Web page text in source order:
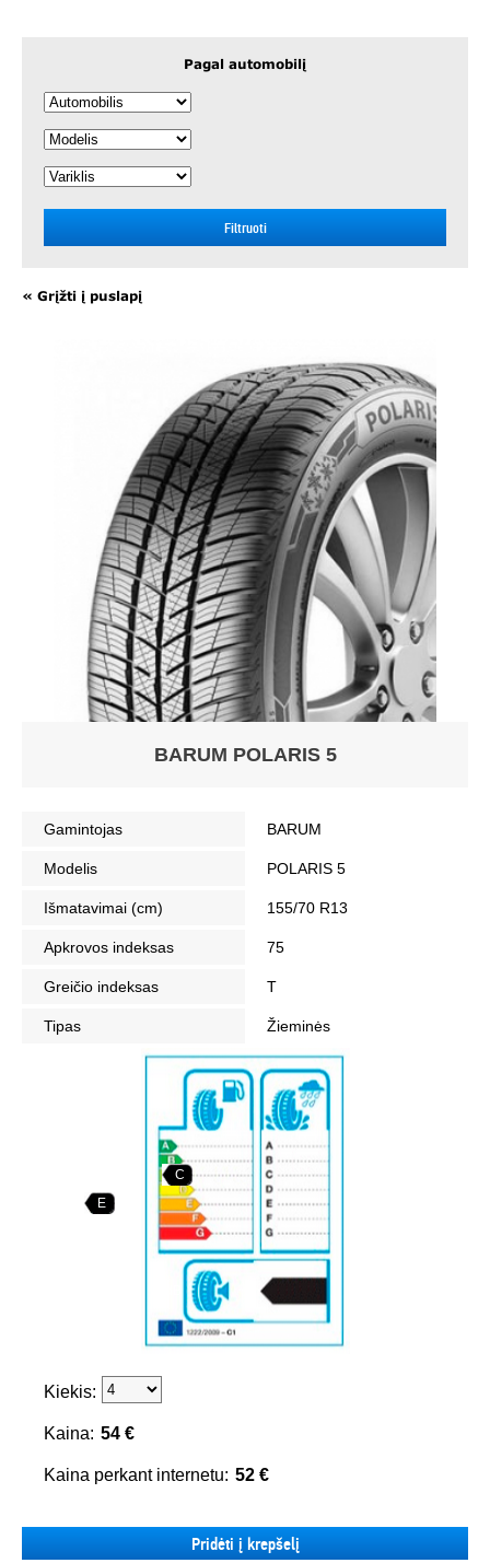
PAXARO
TAURUS
UNIROYAL
Pagal automobilį
Filtruoti
« Grįžti į puslapį
BARUM POLARIS 5
Gamintojas
Modelis
Išmatavimai (cm)
Apkrovos indeksas
Greičio indeksas
Tipas
BARUM
POLARIS 5
155/70 R13
75
T
Žieminės
E
C
Kiekis:
Kaina: 54 €
Kaina perkant internetu: 52 €
Pridėti į krepšelį